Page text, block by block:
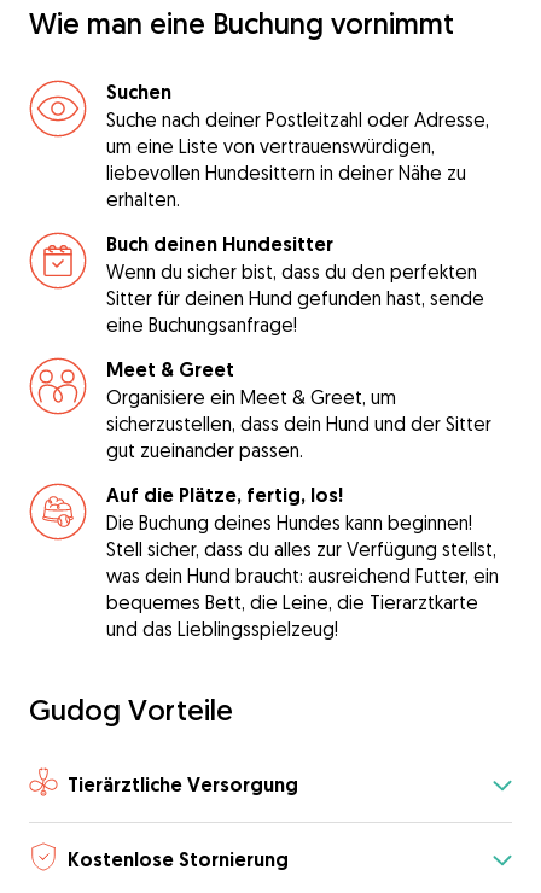
Wie man eine Buchung vornimmt
Suchen
Suche nach deiner Postleitzahl oder Adresse,
um eine Liste von vertrauenswürdigen,
liebevollen Hundesittern in deiner Nähe zu
erhalten.
Buch deinen Hundesitter
Wenn du sicher bist, dass du den perfekten
Sitter für deinen Hund gefunden hast, sende
eine Buchungsanfrage!
Meet & Greet
Organisiere ein Meet & Greet, um
sicherzustellen, dass dein Hund und der Sitter
gut zueinander passen.
Auf die Plätze, fertig, los!
Die Buchung deines Hundes kann beginnen!
Stell sicher, dass du alles zur Verfügung stellst,
was dein Hund braucht: ausreichend Futter, ein
bequemes Bett, die Leine, die Tierarztkarte
und das Lieblingsspielzeug!
Gudog Vorteile
Tierärztliche Versorgung
Kostenlose Stornierung